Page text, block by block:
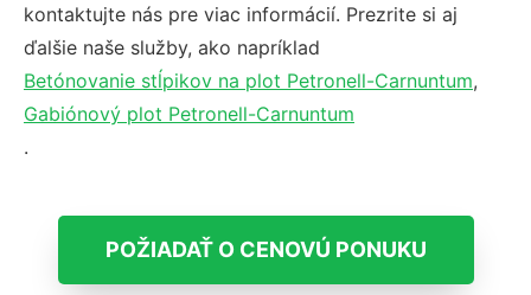
kontaktujte nás pre viac informácií. Prezrite si aj
ďalšie naše služby, ako napríklad
Betónovanie stĺpikov na plot Petronell-Carnuntum,
Gabiónový plot Petronell-Carnuntum
.
POŽIADAŤ O CENOVÚ PONUKU